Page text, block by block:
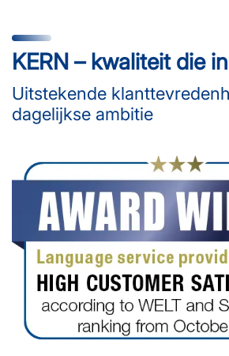
KERN – kwaliteit die
Uitstekende
dagelijkse ambitie